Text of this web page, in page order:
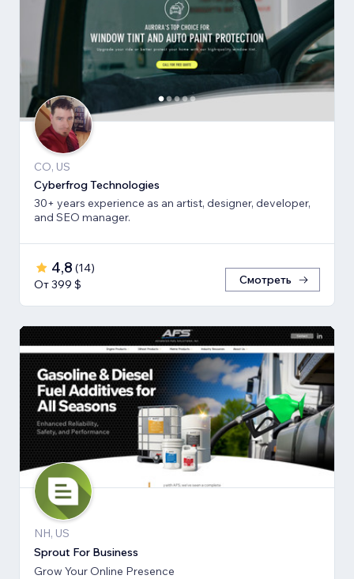
CO, US
Cyberfrog Technologies
30+ years experience as an artist, designer, developer,
and SEO manager.
4,8 (14)
От 399 $
Смотреть
NH, US
Sprout For Business
Grow Your Online Presence